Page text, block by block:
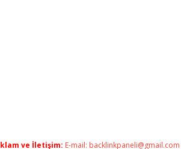
ve İletişim: E-mail: backlinkpaneli@gmail.com